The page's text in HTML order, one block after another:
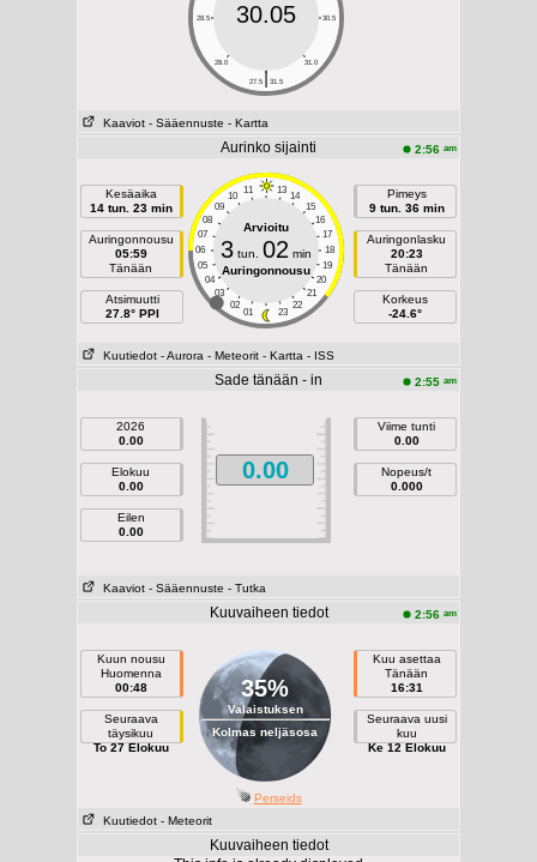
28.5 30.5
28.0 31.0
|
27.5 31.5
30.05
Kaaviot - Sääennuste - Kartta
Aurinko sijainti 2:56 am
Kesäaika
14 tun. 23 min
Auringonnousu
05:59
Tänään
Atsimuutti
27.8° PPI
11 13
10
14
09
15
08
16
07
17
06
18
05
19
04
20
03
21
02
22
01 23
Arvioitu
3 tun. 02 min
Auringonnousu
Pimeys
9 tun. 36 min
Auringonlasku
20:23
Tänään
Korkeus
-24.6°
Kuutiedot - Aurora - Meteorit - Kartta - ISS
Sade tänään - in 2:55 am
2026
0.00
Elokuu
0.00
Eilen
0.00
0.00
Viime tunti
0.00
Nopeus/t
0.000
Kaaviot - Sääennuste - Tutka
Kuuvaiheen tiedot 2:56 am
Kuun nousu
Huomenna
00:48
Seuraava
täysikuu
To 27 Elokuu
35%
Valaistuksen
Kolmas neljäsosa
Kuu asettaa
Tänään
16:31
Seuraava uusi
kuu
Ke 12 Elokuu
Perseids
Kuutiedot - Meteorit
Kuuvaiheen tiedot